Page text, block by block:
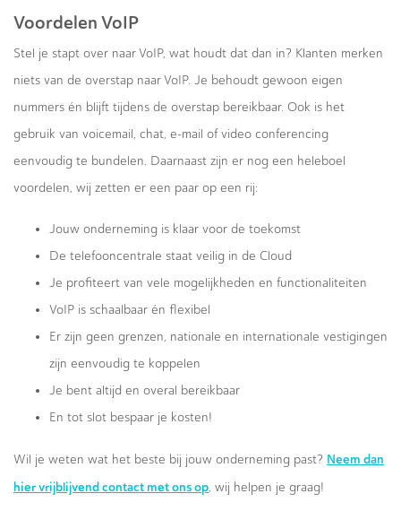
Voordelen VoIP
Stel je stapt over naar VoIP, wat houdt dat dan in? Klanten merken
niets van de overstap naar VoIP. Je behoudt gewoon eigen
nummers én blijft tijdens de overstap bereikbaar. Ook is het
gebruik van voicemail, chat, e-mail of video conferencing
eenvoudig te bundelen. Daarnaast zijn er nog een heleboel
voordelen, wij zetten er een paar op een rij:
Jouw onderneming is klaar voor de toekomst
De telefooncentrale staat veilig in de Cloud
Je profiteert van vele mogelijkheden en functionaliteiten
VoIP is schaalbaar én flexibel
Er zijn geen grenzen, nationale en internationale vestigingen
zijn eenvoudig te koppelen
Je bent altijd en overal bereikbaar
En tot slot bespaar je kosten!
Wil je weten wat het beste bij jouw onderneming past? Neem dan
hier vrijblijvend contact met ons op, wij helpen je graag!